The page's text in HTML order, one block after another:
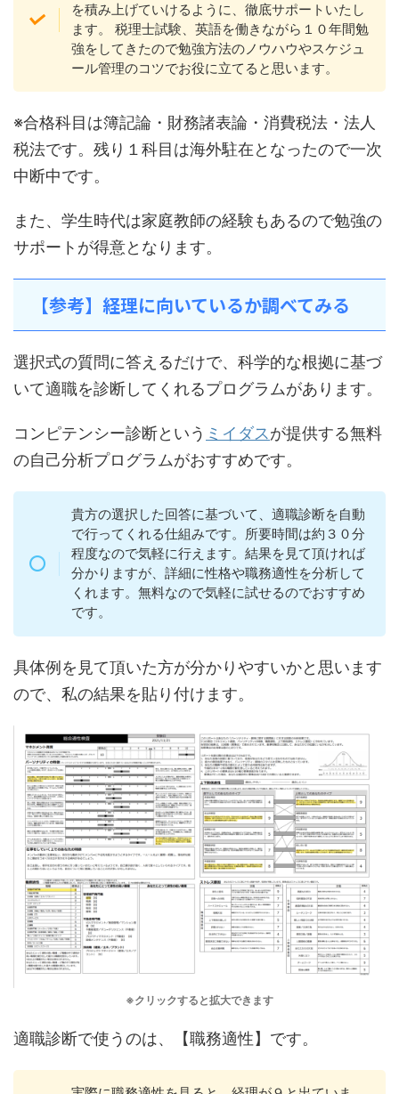
を積み上げていけるように、徹底サポートいたし
ます。 税理士試験、英語を働きながら１０年間勉
強をしてきたので勉強方法のノウハウやスケジュ
ール管理のコツでお役に立てると思います。
※合格科目は簿記論・財務諸表論・消費税法・法人
税法です。残り１科目は海外駐在となったので一次
中断中です。
また、学生時代は家庭教師の経験もあるので勉強の
サポートが得意となります。
【参考】経理に向いているか調べてみる
選択式の質問に答えるだけで、科学的な根拠に基づ
いて適職を診断してくれるプログラムがあります。
コンピテンシー診断という ミイダスが提供する無料
の自己分析プログラムがおすすめです。
貴方の選択した回答に基づいて、適職診断を自動
で行ってくれる仕組みです。所要時間は約３０分
程度なので気軽に行えます。結果を見て頂ければ
分かりますが、詳細に性格や職務適性を分析して
くれます。無料なので気軽に試せるのでおすすめ
です。
具体例を見て頂いた方が分かりやすいかと思います
ので、私の結果を貼り付けます。
※クリックすると拡大できます
適職診断で使うのは、【職務適性】です。